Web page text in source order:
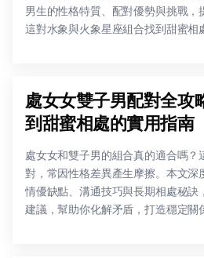
男生的性格特質、配對優勢與挑戰，
這對水象與火象星座組合找到甜蜜相
處女女雙子男配對全攻
到甜蜜相處的實用指南
處女女和雙子男的組合真的適合嗎？
對，常因性格差異產生摩擦。本文深
情優缺點、溝通技巧與長期相處秘訣
建議，幫助你化解矛盾，打造穩定關